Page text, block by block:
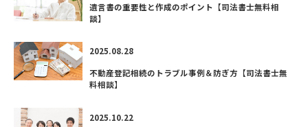
遺言書の重要性と作成のポイント【司法書士無料相
談】
2025.08.28
不動産登記相続のトラブル事例＆防ぎ方【司法書士無
料相談】
2025.10.22